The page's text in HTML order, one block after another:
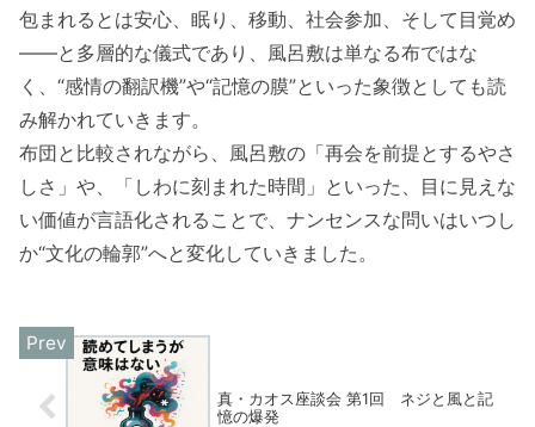
包まれるとは安心、眠り、移動、社会参加、そして目覚め
——と多層的な儀式であり、風呂敷は単なる布ではな
く、“感情の翻訳機”や“記憶の膜”といった象徴としても読
み解かれていきます。
布団と比較されながら、風呂敷の「再会を前提とするやさ
しさ」や、「しわに刻まれた時間」といった、目に見えな
い価値が言語化されることで、ナンセンスな問いはいつし
か“文化の輪郭”へと変化していきました。
真・カオス座談会 第1回 ネジと風と記
憶の爆発